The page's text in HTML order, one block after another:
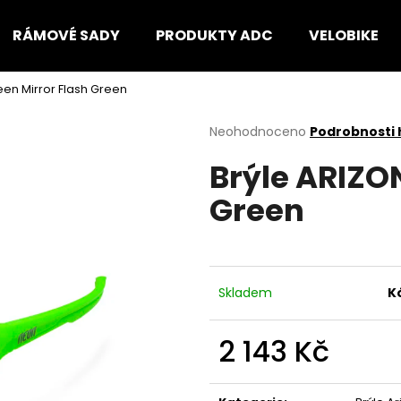
RÁMOVÉ SADY PRODUKTY ADC VELOBIKE
Mirror Flash Green
Průměrné
produktu
je
0,0
z
Neohodnoceno Podrobnosti
Brýle
Green
Skladem
2 143 Kč
cena:
Co potřebujete najít?
HLEDAT